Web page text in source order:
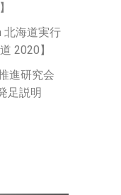
海道実行
2020】
進研究会
足説明